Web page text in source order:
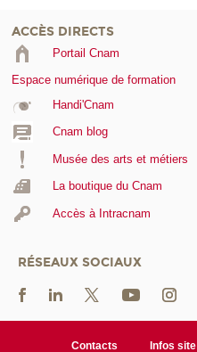
ACCÈS DIRECTS
Portail Cnam
Espace numérique de formation
Handi'Cnam
Cnam blog
Musée des arts et métiers
La boutique du Cnam
Accès à Intracnam
RÉSEAUX SOCIAUX
Contacts Infos site